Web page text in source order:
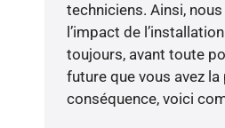
techniciens. Ainsi,
l’impact de
toujours, avant toute
future que vous avez
conséquence, voici